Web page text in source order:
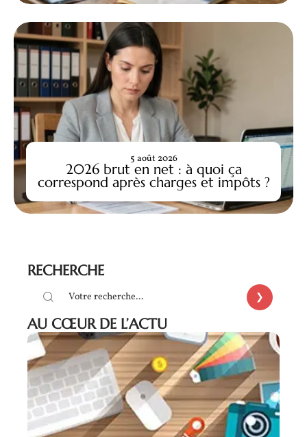
2026 brut en net : à quoi ça
correspond après charges et impôts ?
5 août 2026
RECHERCHE
AU CŒUR DE L’ACTU